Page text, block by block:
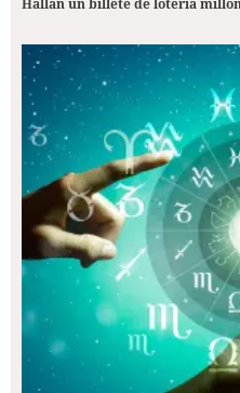
Hallan un billete de lotería